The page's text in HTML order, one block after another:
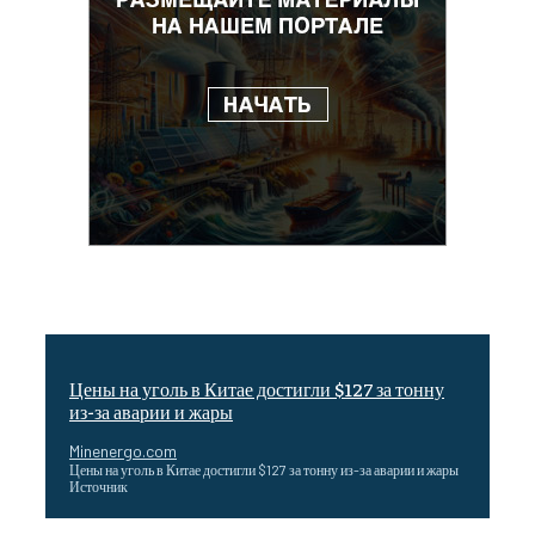
Цены на уголь в Китае достигли $127 за тонну
из-за аварии и жары
Minenergo.com
Цены на уголь в Китае достигли $127 за тонну из-за аварии и жары
Источник